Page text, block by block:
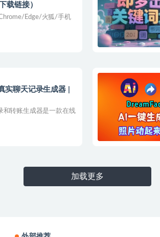
载链接）
Edge/火狐/手机
实聊天记录生成器 |
和转账生成器是一款在线
加载更多